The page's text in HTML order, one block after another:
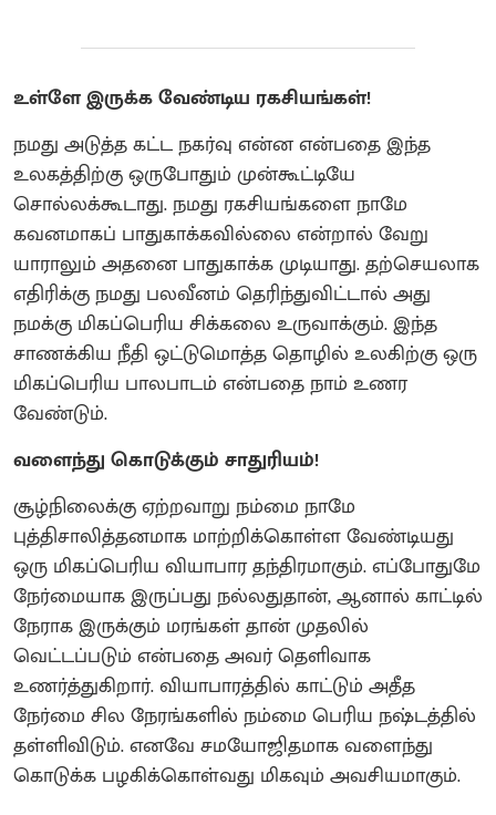
உள்ளே இருக்க வேண்டிய ரகசியங்கள்!
நமது அடுத்த கட்ட நகர்வு என்ன என்பதை இந்த
உலகத்திற்கு ஒருபோதும் முன்கூட்டியே
சொல்லக்கூடாது. நமது ரகசியங்களை நாமே
கவனமாகப் பாதுகாக்கவில்லை என்றால் வேறு
யாராலும் அதனை பாதுகாக்க முடியாது. தற்செயலாக
எதிரிக்கு நமது பலவீனம் தெரிந்துவிட்டால் அது
நமக்கு மிகப்பெரிய சிக்கலை உருவாக்கும். இந்த
சாணக்கிய நீதி ஒட்டுமொத்த தொழில் உலகிற்கு ஒரு
மிகப்பெரிய பாலபாடம் என்பதை நாம் உணர
வேண்டும்.
வளைந்து கொடுக்கும் சாதுரியம்!
சூழ்நிலைக்கு ஏற்றவாறு நம்மை நாமே
புத்திசாலித்தனமாக மாற்றிக்கொள்ள வேண்டியது
ஒரு மிகப்பெரிய வியாபார தந்திரமாகும். எப்போதுமே
நேர்மையாக இருப்பது நல்லதுதான், ஆனால் காட்டில்
நேராக இருக்கும் மரங்கள் தான் முதலில்
வெட்டப்படும் என்பதை அவர் தெளிவாக
உணர்த்துகிறார். வியாபாரத்தில் காட்டும் அதீத
நேர்மை சில நேரங்களில் நம்மை பெரிய நஷ்டத்தில்
தள்ளிவிடும். எனவே சமயோஜிதமாக வளைந்து
கொடுக்க பழகிக்கொள்வது மிகவும் அவசியமாகும்.